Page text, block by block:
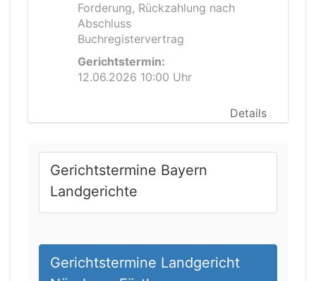
Forderung, Rückzahlung nach
Abschluss
Buchregistervertrag
Gerichtstermin:
12.06.2026 10:00 Uhr
Details
Gerichtstermine Bayern
Landgerichte
Gerichtstermine Landgericht